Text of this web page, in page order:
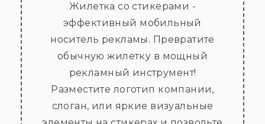
Жилетка со стикерами -
эффективный мобильный
носитель рекламы. Превратите
обычную жилетку в мощный
рекламный инструмент!
Разместите логотип компании,
слоган, или яркие визуальные